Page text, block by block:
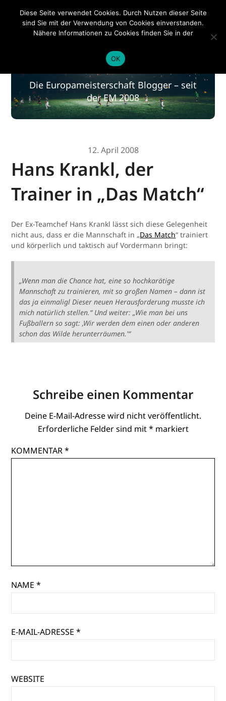
EM 2020
EM 2020
Die Europameisterschaft Blogger – seit
der EM 2008
12. April 2008
Hans Krankl, der
Trainer in „Das Match“
Der Ex-Teamchef Hans Krankl lässt sich diese Gelegenheit
nicht aus, dass er die Mannschaft in „Das Match“ trainiert
und körperlich und taktisch auf Vordermann bringt:
„Wenn man die Chance hat, eine so hochkarätige
Mannschaft zu trainieren, mit so großen Namen – dann ist
das ja einmaligl Dieser neuen Herausforderung musste ich
mich natürlich stellen.“ Und weiter: „Wie man bei uns
Fußballern so sagt: ‚Wir werden dem einen oder anderen
schon das Wilde herunterräumen.'“
Schreibe einen Kommentar
Deine E-Mail-Adresse wird nicht veröffentlicht.
Erforderliche Felder sind mit* markiert
KOMMENTAR*
NAME*
E-MAIL-ADRESSE*
WEBSITE
Diese Seite verwendet Cookies. Durch Nutzen dieser Seite
sind Sie mit der Verwendung von Cookies einverstanden.
Nähere Informationen zu Cookies finden Sie in der
OK